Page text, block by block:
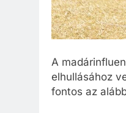
A
elhullásához
fontos az